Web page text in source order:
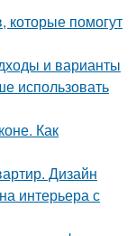
которые помогут
и варианты
использовать
Как
Дизайн
интерьера с